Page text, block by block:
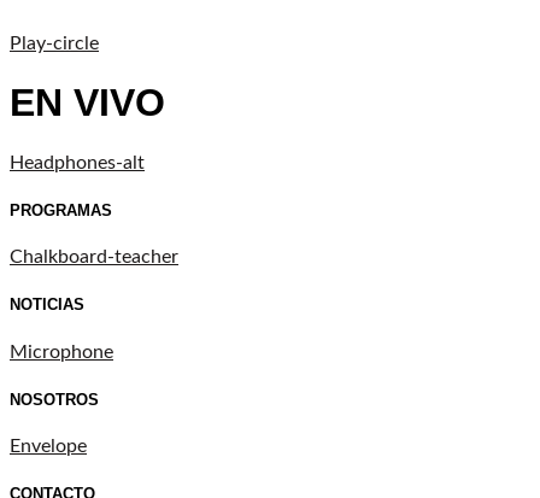
Play-circle
EN VIVO
Headphones-alt
PROGRAMAS
Chalkboard-teacher
NOTICIAS
Microphone
NOSOTROS
Envelope
CONTACTO